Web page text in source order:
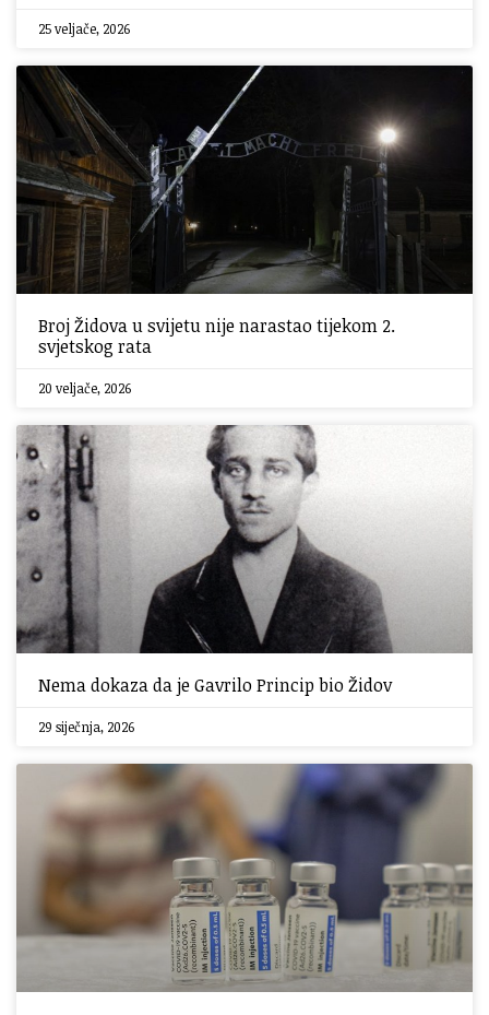
25 veljače, 2026
Broj Židova u svijetu nije narastao tijekom 2.
svjetskog rata
20 veljače, 2026
Nema dokaza da je Gavrilo Princip bio Židov
29 siječnja, 2026